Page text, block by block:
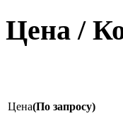
Цена /
Цена(По запросу)